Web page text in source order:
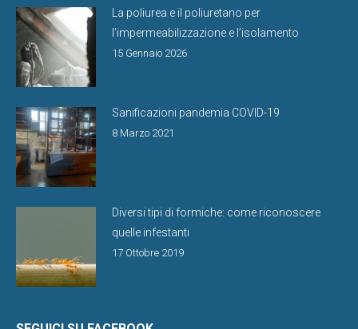
La poliurea e il poliuretano per
l’impermeabilizzazione e l’isolamento
15 Gennaio 2026
Sanificazioni pandemia COVID-19
8 Marzo 2021
Diversi tipi di formiche: come riconoscere
quelle infestanti
17 Ottobre 2019